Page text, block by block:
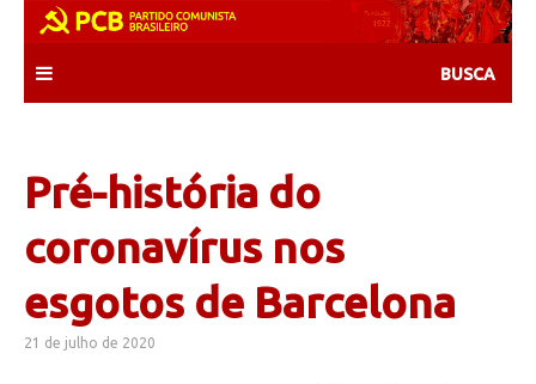
content
Pré-história do
coronavírus nos
esgotos de Barcelona
21 de julho de 2020